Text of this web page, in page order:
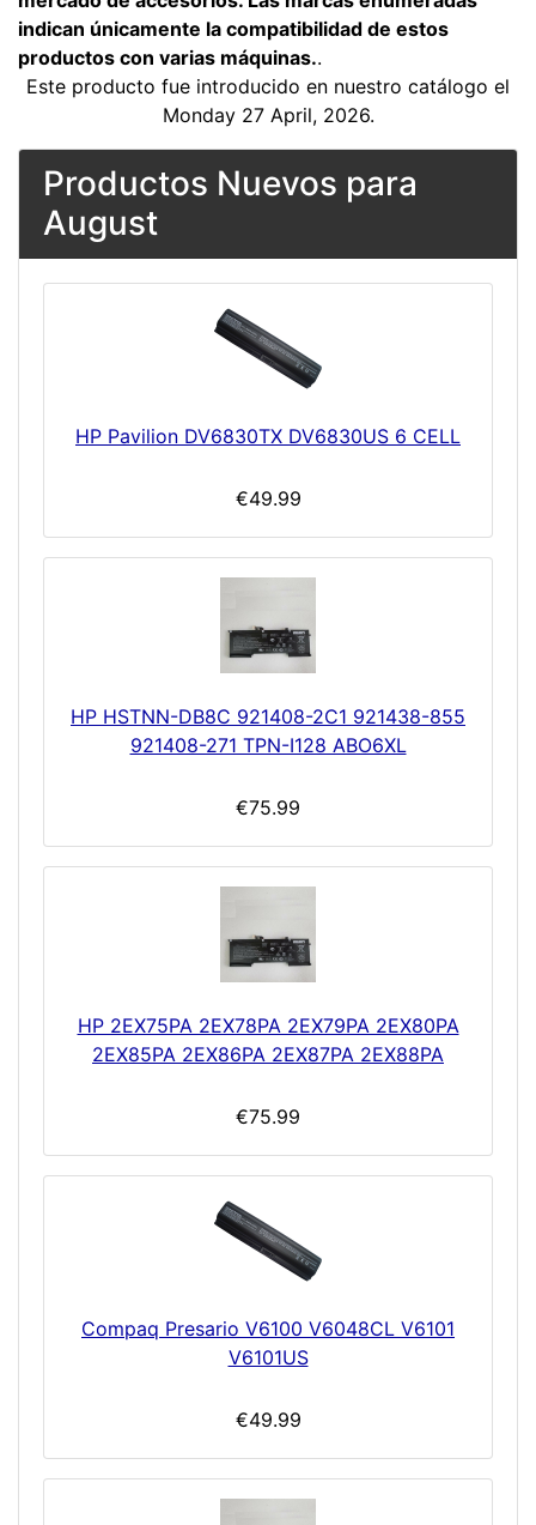
indican únicamente la compatibilidad de estos
productos con varias máquinas..
Este producto fue introducido en nuestro catálogo el
Monday 27 April, 2026.
Productos Nuevos para
August
HP Pavilion DV6830TX DV6830US 6 CELL
€49.99
HP HSTNN-DB8C 921408-2C1 921438-855
921408-271 TPN-I128 ABO6XL
€75.99
HP 2EX75PA 2EX78PA 2EX79PA 2EX80PA
2EX85PA 2EX86PA 2EX87PA 2EX88PA
€75.99
Compaq Presario V6100 V6048CL V6101
V6101US
€49.99